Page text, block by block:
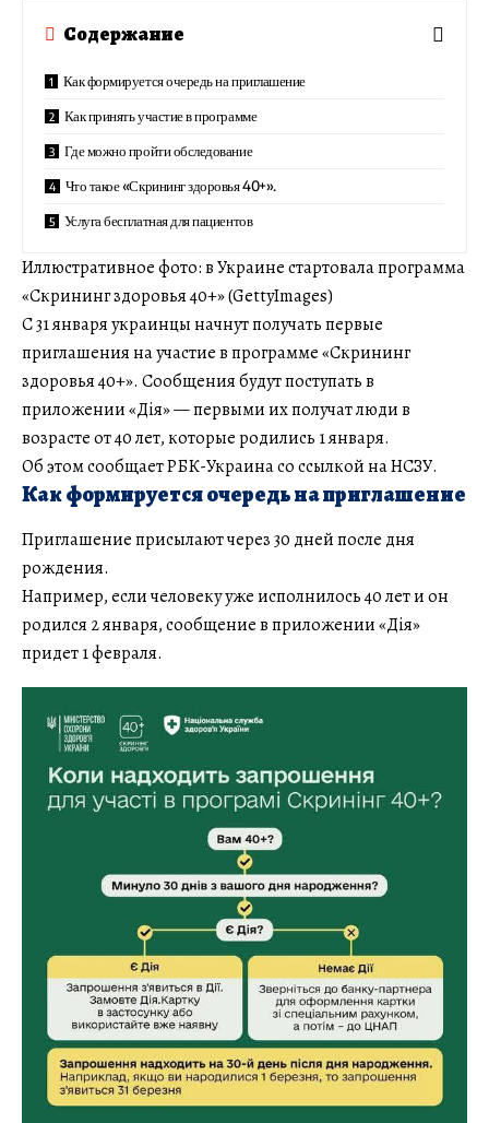
Содержание
Как формируется очередь на приглашение
Как принять участие в программе
Где можно пройти обследование
Что такое «Скрининг здоровья 40+».
Услуга бесплатная для пациентов
Иллюстративное фото: в Украине стартовала программа
«Скрининг здоровья 40+» (GettyImages)
С 31 января украинцы начнут получать первые
приглашения на участие в программе «Скрининг
здоровья 40+». Сообщения будут поступать в
приложении «Дія» — первыми их получат люди в
возрасте от 40 лет, которые родились 1 января.
Об этом сообщает РБК-Украина со ссылкой на НСЗУ.
Как формируется очередь на приглашение
Приглашение присылают через 30 дней после дня
рождения.
Например, если человеку уже исполнилось 40 лет и он
родился 2 января, сообщение в приложении «Дія»
придет 1 февраля.